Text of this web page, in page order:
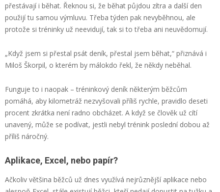
přestávají i běhat. Řeknou si, že běhat půjdou zítra a další den
použijí tu samou výmluvu. Třeba týden pak nevyběhnou, ale
protože si tréninky už neevidují, tak si to třeba ani neuvědomují.
„Když jsem si přestal psát deník, přestal jsem běhat,“ přiznává i
Miloš Škorpil, o kterém by málokdo řekl, že někdy neběhal.
Funguje to i naopak – tréninkový deník některým běžcům
pomáhá, aby kilometráž nezvyšovali příliš rychle, pravidlo deseti
procent zkrátka není radno obcházet. A když se člověk už cítí
unavený, může se podívat, jestli nebyl trénink poslední dobou až
příliš náročný.
Aplikace, Excel, nebo papír?
Ačkoliv většina běžců už dnes využívá nejrůznější aplikace nebo